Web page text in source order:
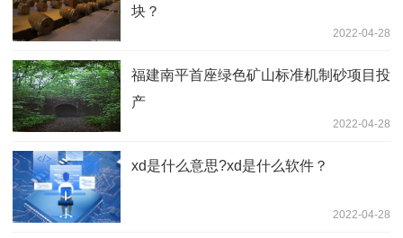
块？
2022-04-28
福建南平首座绿色矿山标准机制砂项目投
产
2022-04-28
xd是什么意思?xd是什么软件？
2022-04-28